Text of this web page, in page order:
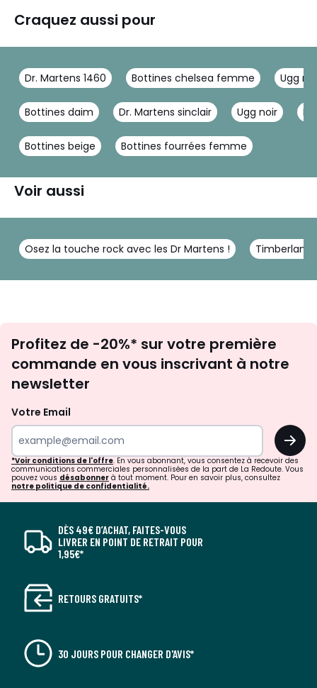
Craquez aussi pour
Dr. Martens 1460 Bottines chelsea femme Ugg
Bottines daim Dr. Martens sinclair Ugg noir
Bottines beige Bottines fourrées femme
Voir aussi
Osez la touche rock avec les Dr Martens !
newsletter
Profitez de -20%* sur votre première
commande en vous inscrivant à notre
newsletter
Votre Email
OK
*Voir conditions de l'offre. En vous abonnant, vous consentez à recevoir des
communications commerciales personnalisées de la part de La Redoute. Vous
pouvez vous désabonner à tout moment. Pour en savoir plus, consultez
notre politique de confidentialité.
DÈS 49€ D’ACHAT, FAITES-VOUS
LIVRER EN POINT DE RETRAIT POUR
1,95€*
RETOURS GRATUITS*
30 JOURS POUR CHANGER D'AVIS*